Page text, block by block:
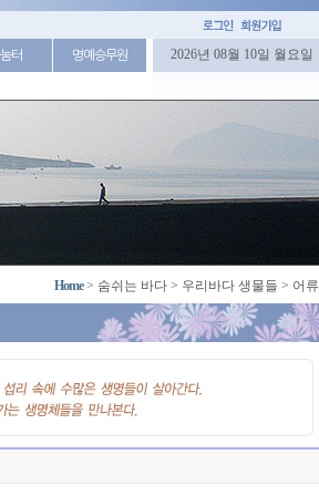
터 명예승무원 2026년 08월 10일 월요일
Home> 숨쉬는 바다 > 우리바다 생물들 > 어류